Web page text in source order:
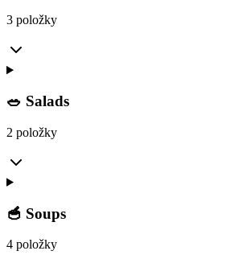
3 položky
🥗 Salads
2 položky
🥣 Soups
4 položky